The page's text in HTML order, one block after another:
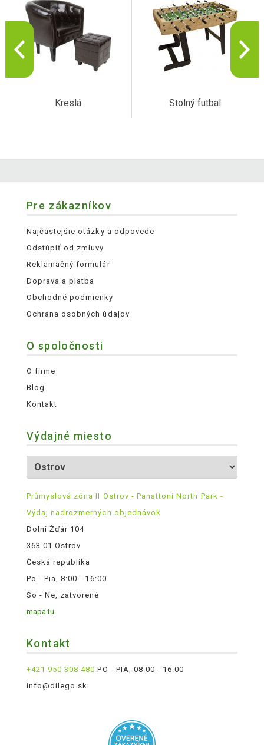
Kreslá Stolný futbal
Pre zákazníkov
Najčastejšie otázky a odpovede
Odstúpiť od zmluvy
Reklamačný formulár
Doprava a platba
Obchodné podmienky
Ochrana osobných údajov
O spoločnosti
O firme
Blog
Kontakt
Výdajné miesto
Průmyslová zóna II Ostrov - Panattoni North Park -
Výdaj nadrozmerných objednávok
Dolní Žďár 104
363 01 Ostrov
Česká republika
Po - Pia, 8:00 - 16:00
So - Ne, zatvorené
mapa tu
Kontakt
+421 950 308 480 PO - PIA, 08:00 - 16:00
info@dilego.sk